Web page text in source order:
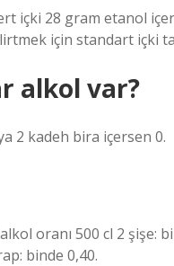
içki 28 gram etanol
için standart içki
alkol var?
2 kadeh bira içersen 0.
oranı 500 cl 2 şişe:
binde 0,40.